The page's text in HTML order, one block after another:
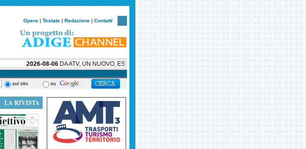
Opere | Testate | Redazione | Contatti
2026-08-06DA ATV, UN NUOVO, ESCLUSIVO, SUPER BUS PER HELLAS VERONA, AMBASCIATORE
sul sito su
LA RIVISTA